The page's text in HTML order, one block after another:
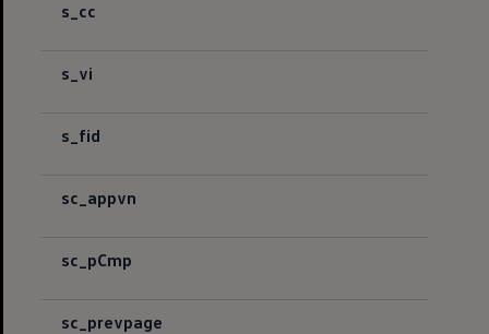
s_cc
s_vi
s_fid
sc_appvn
sc_pCmp
sc_prevpage